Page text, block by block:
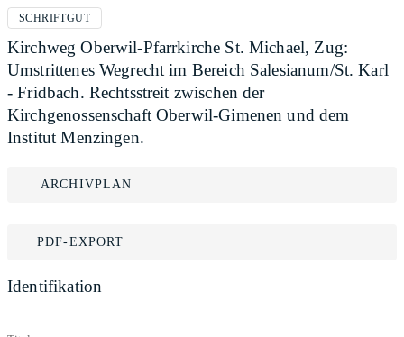
SCHRIFTGUT
Kirchweg Oberwil-Pfarrkirche St. Michael, Zug:
Umstrittenes Wegrecht im Bereich Salesianum/St. Karl
- Fridbach. Rechtsstreit zwischen der
Kirchgenossenschaft Oberwil-Gimenen und dem
Institut Menzingen.
ARCHIVPLAN
PDF-EXPORT
Identifikation